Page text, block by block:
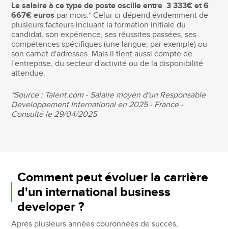
Le salaire à ce type de poste oscille entre 3 333€ et 6
667€ euros par mois.* Celui-ci dépend évidemment de
plusieurs facteurs incluant la formation initiale du
candidat, son expérience, ses réussites passées, ses
compétences spécifiques (une langue, par exemple) ou
son carnet d'adresses. Mais il tient aussi compte de
l'entreprise, du secteur d'activité ou de la disponibilité
attendue.
*Source : Talent.com - Salaire moyen d'un Responsable
Developpement International en 2025 - France -
Consulté le 29/04/2025
Comment peut évoluer la carrière
d'un international business
developer ?
Après plusieurs années couronnées de succès,